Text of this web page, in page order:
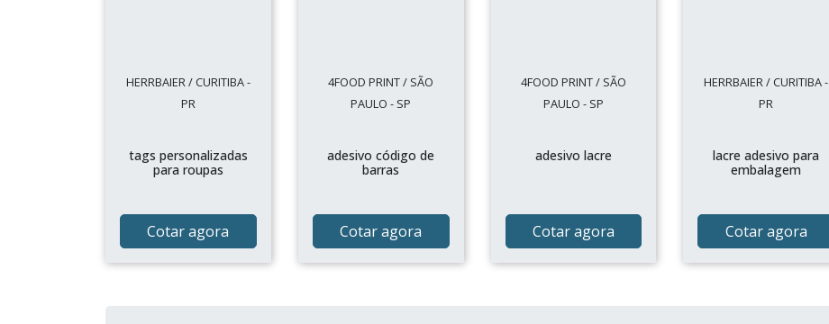
HERRBAIER / CURITIBA -
PR
tags personalizadas
para roupas
Cotar agora
4FOOD PRINT / SÃO
PAULO - SP
adesivo código de
barras
Cotar agora
4FOOD PRINT / SÃO
PAULO - SP
adesivo lacre
Cotar agora
HERRBAIER / CURITIBA -
PR
lacre adesivo para
embalagem
Cotar agora